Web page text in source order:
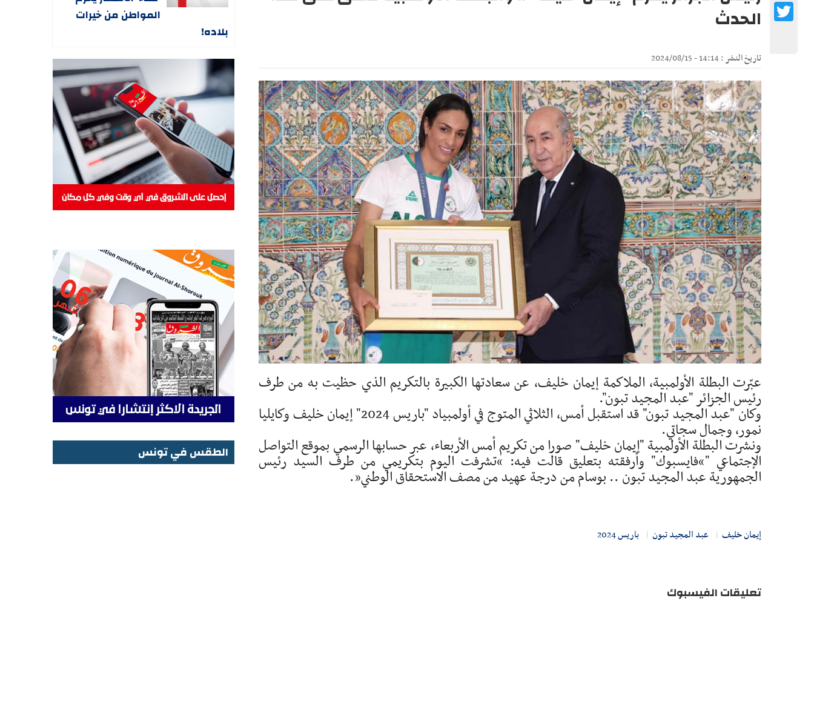
الحدث
تاريخ النشر : 14:14 - 2024/08/15
عبّرت البطلة الأولمبية، الملاكمة إيمان خليف، عن سعادتها الكبيرة بالتكريم الذي حظيت به من طرف
رئيس الجزائر "عبد المجيد تبون".
وكان "عبد المجيد تبون" قد استقبل أمس، الثلاثي المتوج في أولمبياد "باريس 2024" إيمان خليف وكايليا
نمور، وجمال سجاتي.
ونشرت البطلة الأولمبية "إيمان خليف" صورا من تكريم أمس الأربعاء، عبر حسابها الرسمي بموقع التواصل
الإجتماعي "“فايسبوك" وأرفقته بتعليق قالت فيه: “تشرفت اليوم بتكريمي من طرف السيد رئيس
الجمهورية عبد المجيد تبون .. بوسام من درجة عهيد من مصف الاستحقاق الوطني”.
إيمان خليف عبد المجيد تبون باريس 2024
Twitter
تعليقات الفيسبوك
المواطن من خيرات
بلاده!
الطقس في تونس